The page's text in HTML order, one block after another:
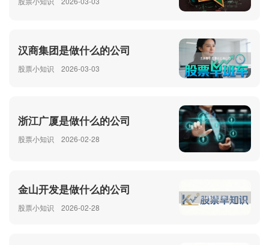
汉商集团是做什么的公司
股票小知识 2026-03-03
浙江广厦是做什么的公司
股票小知识 2026-02-28
金山开发是做什么的公司
股票小知识 2026-02-28